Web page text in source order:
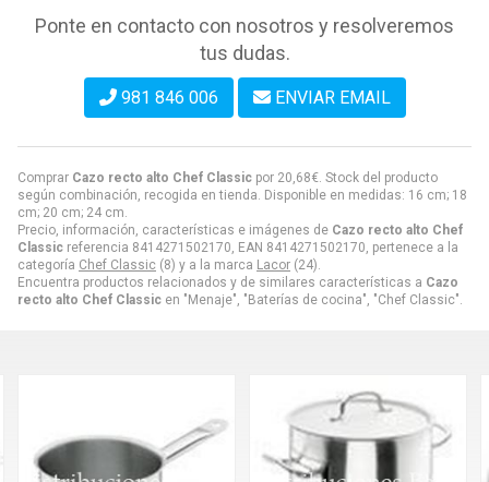
Comprar Cazo recto alto Chef Classic por 20,68€. Stock del producto
según combinación, recogida en tienda. Disponible en medidas: 16 cm; 18
cm; 20 cm; 24 cm.
Precio, información, características e imágenes de Cazo recto alto Chef
Classic referencia 8414271502170, EAN 8414271502170, pertenece a la
categoría Chef Classic (8) y a la marca Lacor (24).
Encuentra productos relacionados y de similares características a Cazo
recto alto Chef Classic en "Menaje", "Baterías de cocina", "Chef Classic".
Ponte en contacto con nosotros y resolveremos
tus dudas.
981 846 006 ENVIAR EMAIL